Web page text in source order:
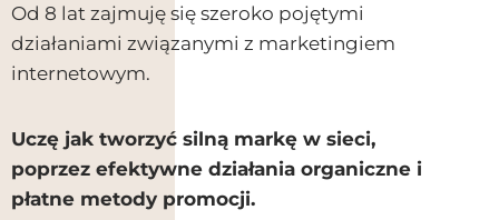
Od 8 lat zajmuję się szeroko pojętymi
działaniami związanymi z marketingiem
internetowym.
Uczę jak tworzyć silną markę w sieci,
poprzez efektywne działania organiczne i
płatne metody promocji.